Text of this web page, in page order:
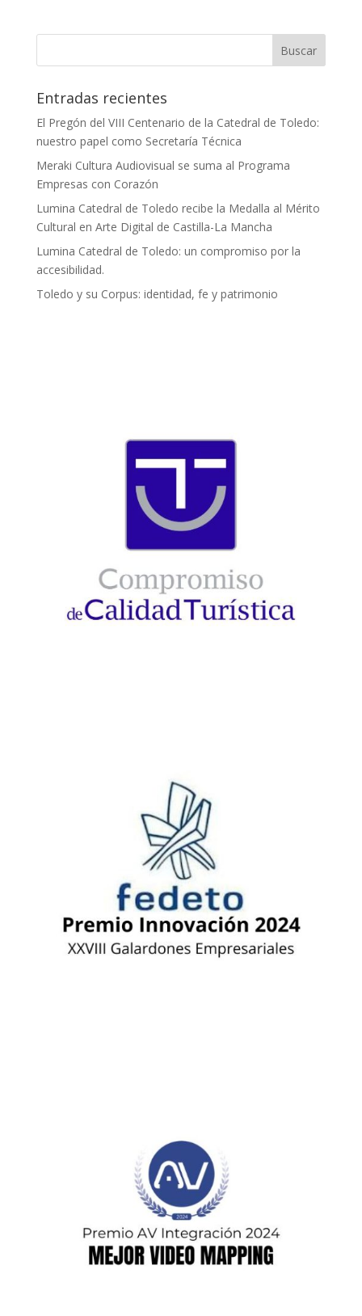
Entradas recientes
El Pregón del VIII Centenario de la Catedral de Toledo:
nuestro papel como Secretaría Técnica
Meraki Cultura Audiovisual se suma al Programa
Empresas con Corazón
Lumina Catedral de Toledo recibe la Medalla al Mérito
Cultural en Arte Digital de Castilla-La Mancha
Lumina Catedral de Toledo: un compromiso por la
accesibilidad.
Toledo y su Corpus: identidad, fe y patrimonio